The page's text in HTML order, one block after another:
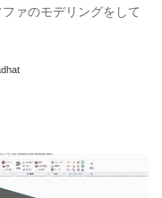
ァのモデリングをして